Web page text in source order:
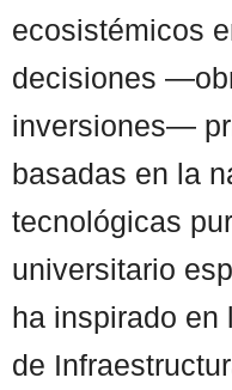
ecosistémicos
decisiones
inversiones—
basadas en la
tecnológicas
universitario
ha inspirado en
de